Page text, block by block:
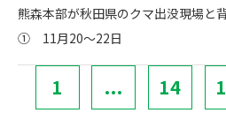
熊森本部が秋田県のクマ出没現場と
① 11月20～22日
1 ... 14